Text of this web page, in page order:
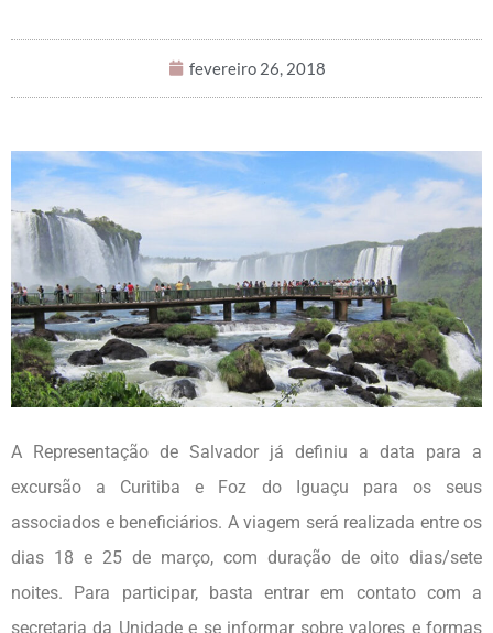
fevereiro 26, 2018
A Representação de Salvador já definiu a data para a
excursão a Curitiba e Foz do Iguaçu para os seus
associados e beneficiários. A viagem será realizada entre os
dias 18 e 25 de março, com duração de oito dias/sete
noites. Para participar, basta entrar em contato com a
secretaria da Unidade e se informar sobre valores e formas